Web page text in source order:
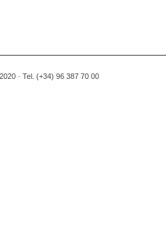
· Tel. (+34) 96 387 70 00